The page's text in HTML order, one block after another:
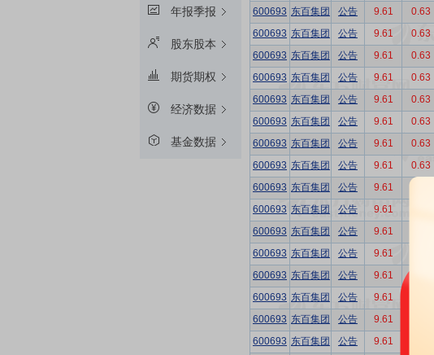
年报季报
股东股本
期货期权
经济数据
基金数据
600693 东百集团 公告 9.61 0.63
600693 东百集团 公告 9.61 0.63
600693 东百集团 公告 9.61 0.63
600693 东百集团 公告 9.61 0.63
600693 东百集团 公告 9.61 0.63
600693 东百集团 公告 9.61 0.63
600693 东百集团 公告 9.61 0.63
600693 东百集团 公告 9.61 0.63
600693 东百集团 公告 9.61
600693 东百集团 公告 9.61
600693 东百集团 公告 9.61
600693 东百集团 公告 9.61
600693 东百集团 公告 9.61
600693 东百集团 公告 9.61
600693 东百集团 公告 9.61
600693 东百集团 公告 9.61